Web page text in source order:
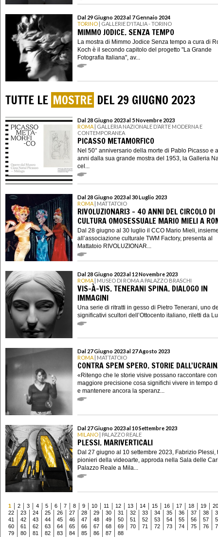
Dal 29 Giugno 2023 al 7 Gennaio 2024
TORINO | GALLERIE D'ITALIA - TORINO
MIMMO JODICE. SENZA TEMPO
La mostra di Mimmo Jodice Senza tempo a cura di
Koch è il secondo capitolo del progetto "La Grande
Fotografia Italiana", av...
TUTTE LE MOSTRE DEL 29 GIUGNO 2023
Dal 28 Giugno 2023 al 5 Novembre 2023
ROMA | GALLERIA NAZIONALE D’ARTE MODERNA E
CONTEMPORANEA
PICASSO METAMORFICO
Nel 50° anniversario della morte di Pablo Picasso e
anni dalla sua grande mostra del 1953, la Galleria
cel...
Dal 28 Giugno 2023 al 30 Luglio 2023
ROMA | MATTATOIO
RIVOLUZIONARI3 - 40 ANNI DEL CIRCOLO DI
CULTURA OMOSESSUALE MARIO MIELI A
Dal 28 giugno al 30 luglio il CCO Mario Mieli,
all’associazione culturale TWM Factory, presenta al
Mattatoio RIVOLUZIONAR...
Dal 28 Giugno 2023 al 12 Novembre 2023
ROMA | MUSEO DI ROMA A PALAZZO BRASCHI
VIS-À-VIS. TENERANI SPINA. DIALOGO IN
IMMAGINI
Una serie di ritratti in gesso di Pietro Tenerani, uno
significativi scultori dell’Ottocento italiano, riletti da
Dal 27 Giugno 2023 al 27 Agosto 2023
ROMA | MATTATOIO
CONTRA SPEM SPERO. STORIE
«Ritengo che le storie visive possano raccontare con
maggiore precisione cosa significhi vivere in tempo
e mantenere ancora la speranz...
Dal 27 Giugno 2023 al 10 Settembre 2023
MILANO | PALAZZO REALE
PLESSI. MARIVERTICALI
Dal 27 giugno al 10 settembre 2023, Fabrizio Plessi,
pionieri della videoarte, approda nella Sala delle
Palazzo Reale a Mila...
1 2 3 4 5 6 7 8 9 10 11 12 13 14 15 16 17 18 19
20
22
23 24 25 26 27 28 29 30 31 32 33 34 35 36 37 38
41
42 43 44 45 46 47 48 49 50 51 52 53 54 55 56 57
60
61 62 63 64 65 66 67 68 69 70 71 72 73 74 75 76
79
80 81 82 83 84 85 86 87
88